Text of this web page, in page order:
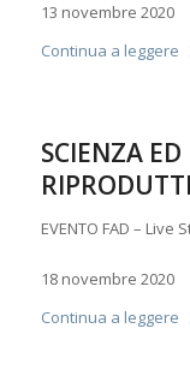
13 novembre 2020
Continua a leggere
SCIENZA
EVENTO FAD – Live
18 novembre 2020
Continua a leggere